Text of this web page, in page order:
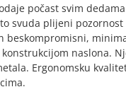
počast svim
svuda plijeni
beskompromisni,
naslona.
Ergonomsku